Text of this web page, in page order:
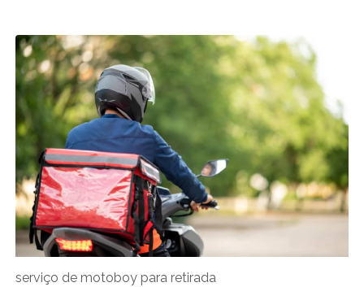
serviço de motoboy para retirada